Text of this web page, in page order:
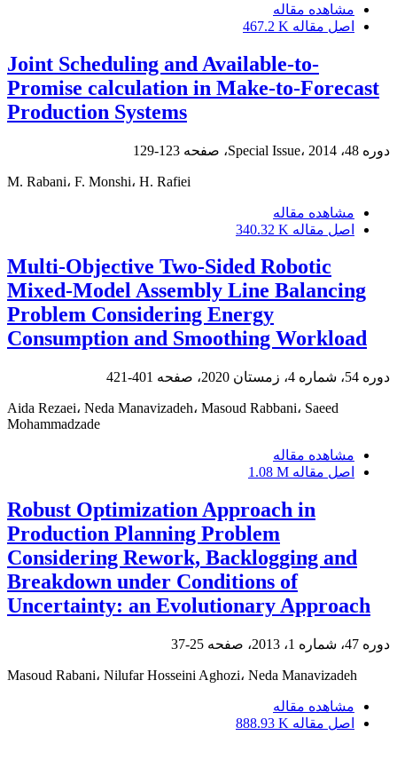
مشاهده مقاله
اصل مقاله 467.2 K
Joint Scheduling and Available-to-
Promise calculation in Make-to-Forecast
Production Systems
دوره 48، Special Issue، 2014، صفحه 123-129
M. Rabani، F. Monshi، H. Rafiei
مشاهده مقاله
اصل مقاله 340.32 K
Multi-Objective Two-Sided Robotic
Mixed-Model Assembly Line Balancing
Problem Considering Energy
Consumption and Smoothing Workload
دوره 54، شماره 4، زمستان 2020، صفحه 401-421
Aida Rezaei، Neda Manavizadeh، Masoud Rabbani، Saeed
Mohammadzade
مشاهده مقاله
اصل مقاله 1.08 M
Robust Optimization Approach in
Production Planning Problem
Considering Rework, Backlogging and
Breakdown under Conditions of
Uncertainty: an Evolutionary Approach
دوره 47، شماره 1، 2013، صفحه 25-37
Masoud Rabani، Nilufar Hosseini Aghozi، Neda Manavizadeh
مشاهده مقاله
اصل مقاله 888.93 K